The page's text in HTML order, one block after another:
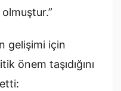
gelişimi için
önem taşıdığını